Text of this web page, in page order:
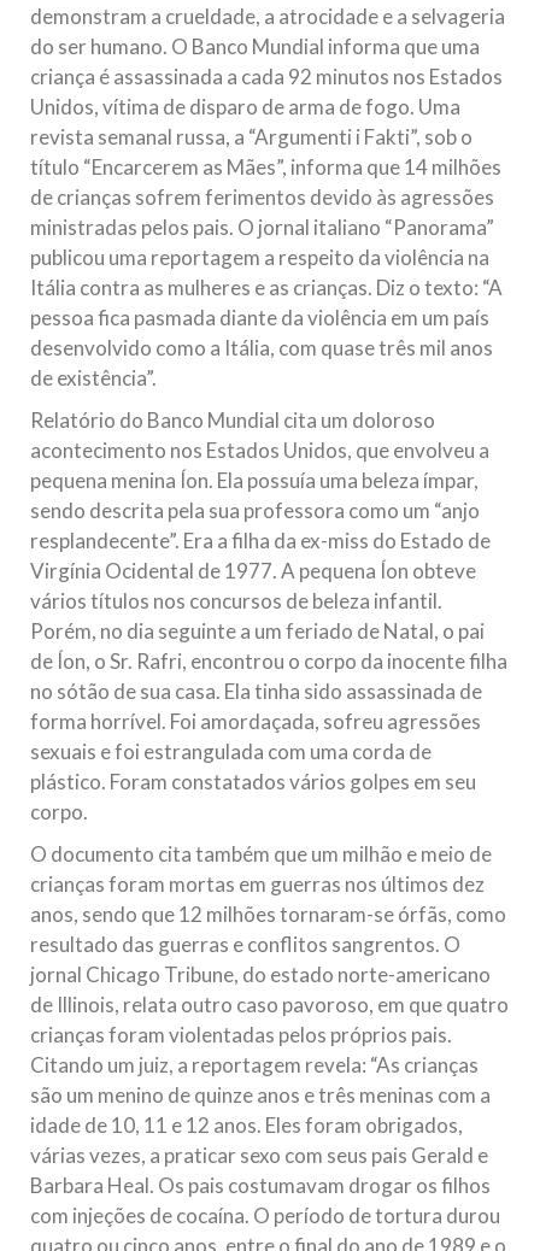
demonstram a crueldade, a atrocidade e a selvageria
do ser humano. O Banco Mundial informa que uma
criança é assassinada a cada 92 minutos nos Estados
Unidos, vítima de disparo de arma de fogo. Uma
revista semanal russa, a “Argumenti i Fakti”, sob o
título “Encarcerem as Mães”, informa que 14 milhões
de crianças sofrem ferimentos devido às agressões
ministradas pelos pais. O jornal italiano “Panorama”
publicou uma reportagem a respeito da violência na
Itália contra as mulheres e as crianças. Diz o texto: “A
pessoa fica pasmada diante da violência em um país
desenvolvido como a Itália, com quase três mil anos
de existência”.
Relatório do Banco Mundial cita um doloroso
acontecimento nos Estados Unidos, que envolveu a
pequena menina Íon. Ela possuía uma beleza ímpar,
sendo descrita pela sua professora como um “anjo
resplandecente”. Era a filha da ex-miss do Estado de
Virgínia Ocidental de 1977. A pequena Íon obteve
vários títulos nos concursos de beleza infantil.
Porém, no dia seguinte a um feriado de Natal, o pai
de Íon, o Sr. Rafri, encontrou o corpo da inocente filha
no sótão de sua casa. Ela tinha sido assassinada de
forma horrível. Foi amordaçada, sofreu agressões
sexuais e foi estrangulada com uma corda de
plástico. Foram constatados vários golpes em seu
corpo.
O documento cita também que um milhão e meio de
crianças foram mortas em guerras nos últimos dez
anos, sendo que 12 milhões tornaram-se órfãs, como
resultado das guerras e conflitos sangrentos. O
jornal Chicago Tribune, do estado norte-americano
de Illinois, relata outro caso pavoroso, em que quatro
crianças foram violentadas pelos próprios pais.
Citando um juiz, a reportagem revela: “As crianças
são um menino de quinze anos e três meninas com a
idade de 10, 11 e 12 anos. Eles foram obrigados,
várias vezes, a praticar sexo com seus pais Gerald e
Barbara Heal. Os pais costumavam drogar os filhos
com injeções de cocaína. O período de tortura durou
quatro ou cinco anos, entre o final do ano de 1989 e o